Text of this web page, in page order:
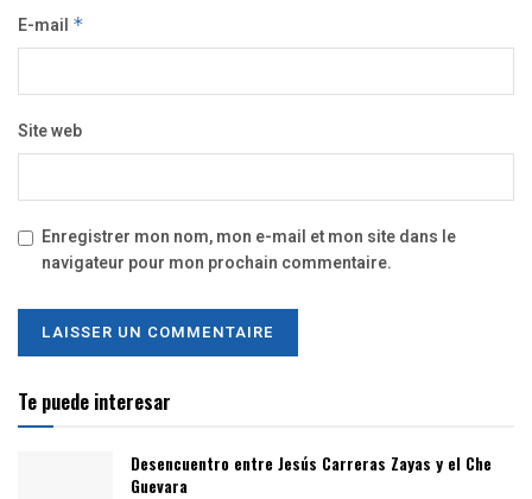
E-mail *
Site web
Enregistrer mon nom, mon e-mail et mon site dans le
navigateur pour mon prochain commentaire.
Te puede interesar
Desencuentro entre Jesús Carreras Zayas y el Che
Guevara